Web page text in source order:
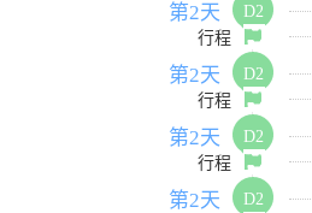
第2天
D2
行程
第2天
D2
行程
第2天
D2
行程
第2天
D2